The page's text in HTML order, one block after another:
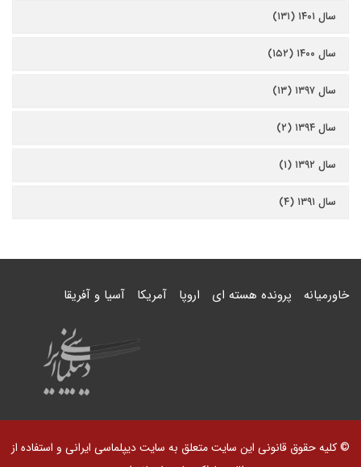
سال ۱۴۰۱ (۱۳۱)
سال ۱۴۰۰ (۱۵۲)
سال ۱۳۹۷ (۱۳)
سال ۱۳۹۴ (۲)
سال ۱۳۹۲ (۱)
سال ۱۳۹۱ (۴)
خاورمیانه پرونده هسته ای اروپا آمریکا آسیا و آفریقا
© کلیه حقوق قانونی این سایت متعلق به سایت دیپلماسی ایرانی و استفاده از